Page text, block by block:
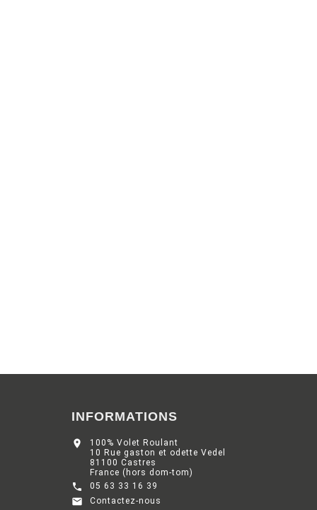
INFORMATIONS

100% Volet Roulant
10 Rue gaston et odette Vedel
81100 Castres
France (hors dom-tom)
 05 63 33 16 39
 Contactez-nous